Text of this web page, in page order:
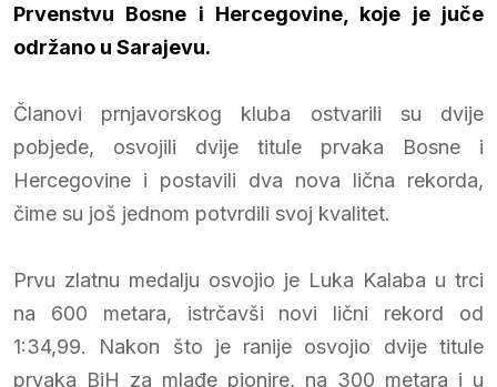
Prvenstvu Bosne i Hercegovine, koje je juče
održano u Sarajevu.
Članovi prnjavorskog kluba ostvarili su dvije
pobjede, osvojili dvije titule prvaka Bosne i
Hercegovine i postavili dva nova lična rekorda,
čime su još jednom potvrdili svoj kvalitet.
Prvu zlatnu medalju osvojio je Luka Kalaba u trci
na 600 metara, istrčavši novi lični rekord od
1:34,99. Nakon što je ranije osvojio dvije titule
prvaka BiH za mlađe pionire, na 300 metara i u